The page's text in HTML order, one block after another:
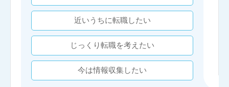
近いうちに転職したい
じっくり転職を考えたい
今は情報収集したい